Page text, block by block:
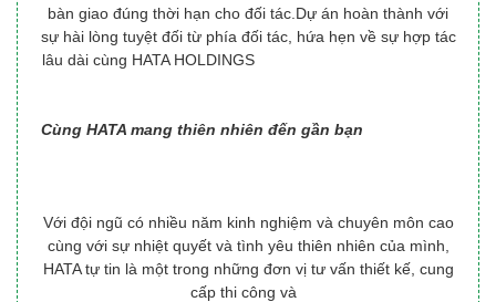
bàn giao đúng thời hạn cho đối tác.Dự án hoàn thành với
sự hài lòng tuyệt đối từ phía đối tác, hứa hẹn về sự hợp tác
lâu dài cùng HATA HOLDINGS
Cùng HATA mang thiên nhiên đến gần bạn
Với đội ngũ có nhiều năm kinh nghiệm và chuyên môn cao
cùng với sự nhiệt quyết và tình yêu thiên nhiên của mình,
HATA tự tin là một trong những đơn vị tư vấn thiết kế, cung
cấp thi công và